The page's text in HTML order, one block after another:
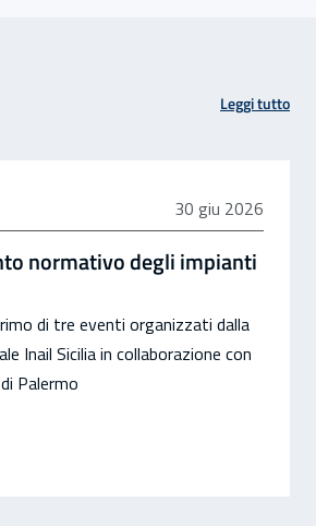
Leggi tutto
30 giugno 2026
30 giu 2026
normativo degli impianti
di tre eventi organizzati dalla
Inail Sicilia in collaborazione con
Palermo